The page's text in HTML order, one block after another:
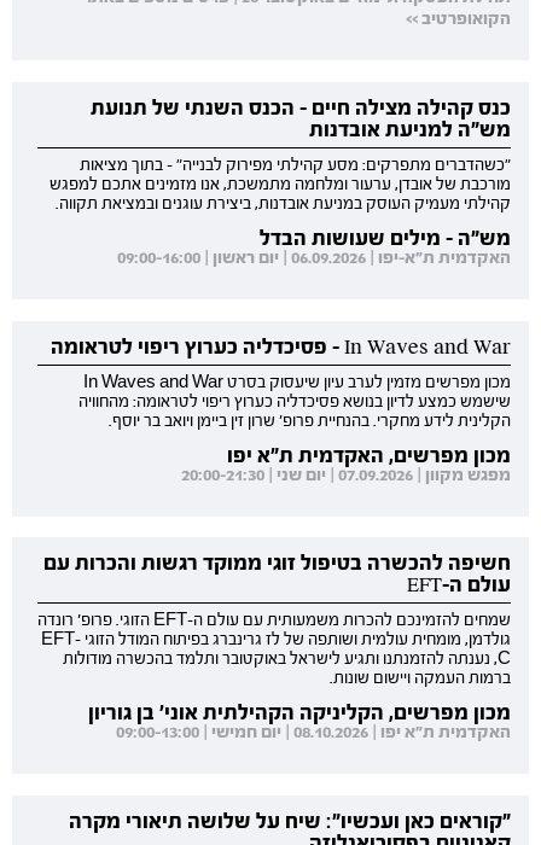
הקואופרטיב >>
כנס קהילה מצילה חיים - הכנס השנתי של תנועת
מש"ה למניעת אובדנות
"כשהדברים מתפרקים: מסע קהילתי מפירוק לבנייה" - בתוך מציאות
מורכבת של אובדן, ערעור ומלחמה מתמשכת, אנו מזמינים אתכם למפגש
קהילתי מעמיק העוסק במניעת אובדנות, ביצירת עוגנים ובמציאת תקווה.
מש"ה - מילים שעושות הבדל
האקדמית ת"א-יפו | 06.09.2026 | יום ראשון | 09:00-16:00
In Waves and War - פסיכדליה כערוץ ריפוי לטראומה
מכון מפרשים מזמין לערב עיון שיעסוק בסרט In Waves and War
שישמש כמצע לדיון בנושא פסיכדליה כערוץ ריפוי לטראומה: מהחוויה
הקלינית לידע מחקרי. בהנחיית פרופ' שרון זין ביימן ויואב בר יוסף.
מכון מפרשים, האקדמית ת"א יפו
מפגש מקוון | 07.09.2026 | יום שני | 20:00-21:30
חשיפה להכשרה בטיפול זוגי ממוקד רגשות והכרות עם
עולם ה-EFT
שמחים להזמינכם להכרות משמעותית עם עולם ה-EFT הזוגי. פרופ' רונדה
גולדמן, מומחית עולמית ושותפה של לז גרינברג בפיתוח המודל הזוגי EFT-
C, נענתה להזמנתנו ותגיע לישראל באוקטובר ותלמד בהכשרה מודולות
ברמות העמקה ויישום שונות.
מכון מפרשים, הקליניקה הקהילתית אוני' בן גוריון
האקדמית ת"א יפו | 08.10.2026 | יום חמישי | 09:00-13:00
"קוראים כאן ועכשיו": שיח על שלושה תיאורי מקרה